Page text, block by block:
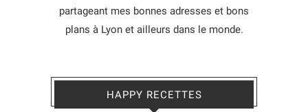
partageant mes bonnes adresses et bons
plans à Lyon et ailleurs dans le monde.
HAPPY RECETTES